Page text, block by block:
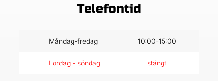
Telefontid
Måndag-fredag 10:00-15:00
Lördag - söndag stängt